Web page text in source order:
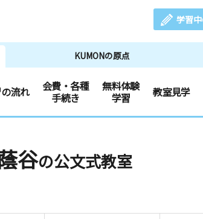
学習
KUMONの原点
流れ
会費・各種
手続き
無料体験
学習
教室見学
谷の公文式教室